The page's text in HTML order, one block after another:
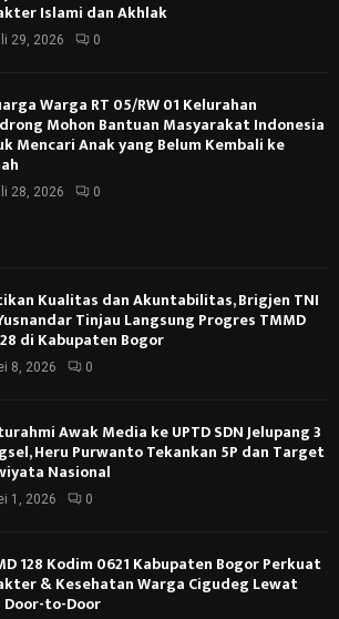
Islami dan Akhlak
29, 2026 0
Warga RT 05/RW 01 Kelurahan
Mohon Bantuan Masyarakat Indonesia
Mencari Anak yang Belum Kembali ke
28, 2026 0
Kualitas dan Akuntabilitas, Brigjen TNI
Tinjau Langsung Progres TMMD
di Kabupaten Bogor
8, 2026 0
Awak Media ke UPTD SDN Jelupang 3
Heru Purwanto Tekankan 5P dan Target
Nasional
1, 2026 0
128 Kodim 0621 Kabupaten Bogor Perkuat
& Kesehatan Warga Cigudeg Lewat
Door-to-Door